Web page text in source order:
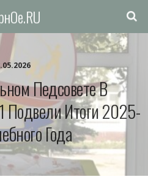
Педсовете В
Итоги 2025-
Года